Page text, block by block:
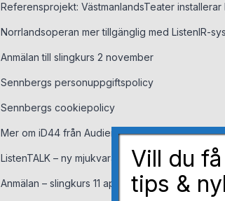
Referensprojekt: VästmanlandsTeater installerar
Norrlandsoperan mer tillgänglig med ListenIR-
Anmälan till slingkurs 2 november
Sennbergs personuppgiftspolicy
Sennbergs cookiepolicy
Mer om iD44 från Audient
ListenTALK – ny mjukvara och firmware
Anmälan – slingkurs 11 april eller 23 maj
Vill du
tips &